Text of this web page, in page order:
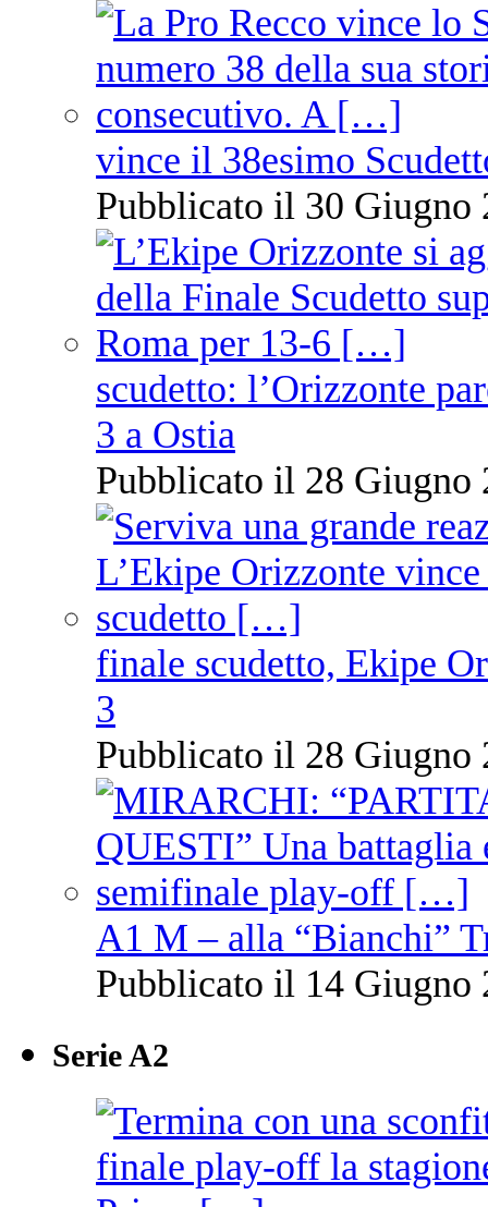
vince il 38esimo
Pubblicato il 30 Giugno
scudetto: l’Orizzonte
3 a Ostia
Pubblicato il 28 Giugno
finale scudetto, Ekipe
3
Pubblicato il 28 Giugno
A1 M – alla “Bianchi”
Pubblicato il 14 Giugno
Serie A2